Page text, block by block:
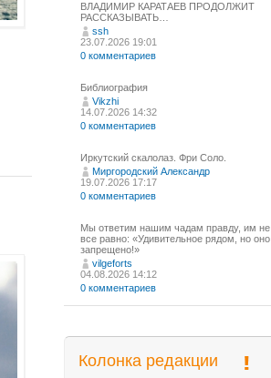
ВЛАДИМИР КАРАТАЕВ ПРОДОЛЖИТ
РАССКАЗЫВАТЬ…
ssh
23.07.2026 19:01
0 комментариев
Библиография
Vikzhi
14.07.2026 14:32
0 комментариев
Иркутский скалолаз. Фри Соло.
Миргородский Александр
19.07.2026 17:17
0 комментариев
Мы ответим нашим чадам правду, им не
все равно: «Удивительное рядом, но оно
запрещено!»
vilgeforts
04.08.2026 14:12
0 комментариев
Колонка редакции